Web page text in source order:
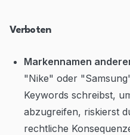
Verboten
Markennamen
"Nike" oder
Keywords schreibst,
abzugreifen, riskierst
rechtliche